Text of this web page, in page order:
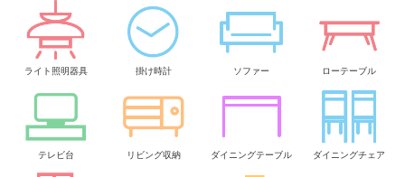
ライト照明器具 掛け時計 ソファー ローテーブル
テレビ台 リビング収納 ダイニングテーブル ダイニングチェア